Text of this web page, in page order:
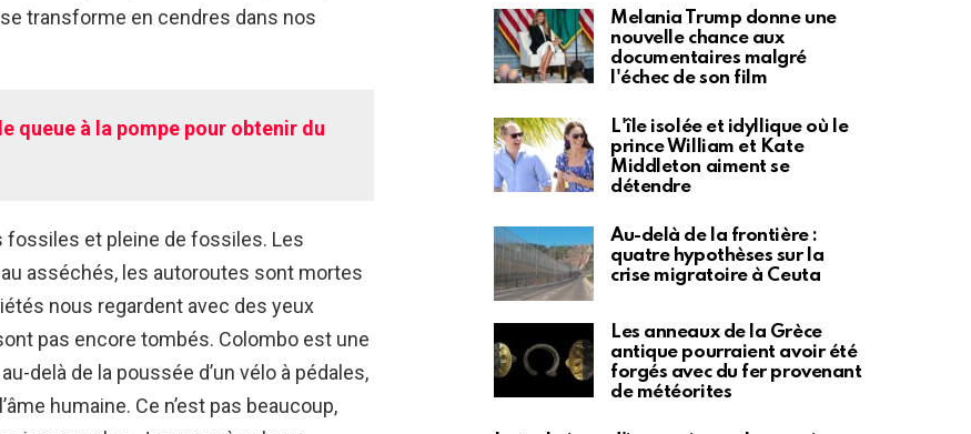
transforme en cendres dans nos
queue à la pompe pour obtenir du
et pleine de fossiles. Les
asséchés, les autoroutes sont mortes
nous regardent avec des yeux
pas encore tombés. Colombo est une
delà de la poussée d’un vélo à pédales,
humaine. Ce n’est pas beaucoup,
Melania Trump donne une
nouvelle chance aux
documentaires malgré
l'échec de son film
L'île isolée et idyllique où le
prince William et Kate
Middleton aiment se
détendre
Au-delà de la frontière :
quatre hypothèses sur la
crise migratoire à Ceuta
Les anneaux de la Grèce
antique pourraient avoir été
forgés avec du fer provenant
de météorites